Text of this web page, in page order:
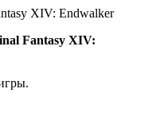
Fantasy XIV: